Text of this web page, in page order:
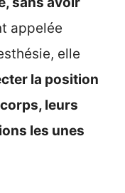
appelée
elle
la position
leurs
les unes